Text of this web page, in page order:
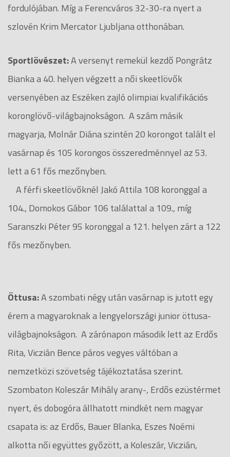
fordulójában. Míg aFerencváros 32-30-ra nyert a
szlovén Krim Mercator Ljubljana otthonában.
Sportlövészet:A versenyt remekül kezdő Pongrátz
Bianka a 40. helyen végzett a női skeetlövők
versenyében az Eszéken zajló olimpiai kvalifikációs
koronglövő-világbajnokságon. A szám másik
magyarja, Molnár Diána szintén 20 korongot talált el
vasárnap és 105 korongos összeredménnyel az 53.
lett a 61 fős mezőnyben.
A férfi skeetlövőknél Jakó Attila 108 koronggal a
104., Domokos Gábor 106 találattal a 109., míg
Saranszki Péter 95 koronggal a 121. helyen zárt a 122
fős mezőnyben.
Öttusa:A szombati négy után vasárnap is jutott egy
érem a magyaroknak a lengyelországi junior öttusa-
világbajnokságon. A zárónapon második lett az Erdős
Rita, Viczián Bence páros vegyes váltóban a
nemzetközi szövetség tájékoztatása szerint.
Szombaton Koleszár Mihály arany-, Erdős ezüstérmet
nyert, és dobogóra állhatott mindkét nem magyar
csapata is: az Erdős, Bauer Blanka, Eszes Noémi
alkotta női együttes győzött, a Koleszár, Viczián,